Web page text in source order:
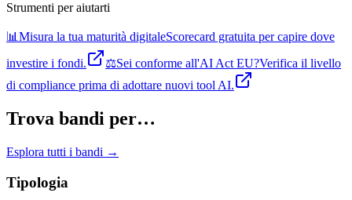
Strumenti per aiutarti
📊 Misura la tua maturità digitaleScorecard gratuita per capire dove
investire i fondi.
⚖️Sei conforme all'AI Act EU?Verifica il livello
di compliance prima di adottare nuovi tool AI.
Trova bandi per…
Esplora tutti i bandi →
Tipologia